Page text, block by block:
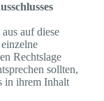
auf diese
Rechtslage
sollten,
in ihrem Inhalt